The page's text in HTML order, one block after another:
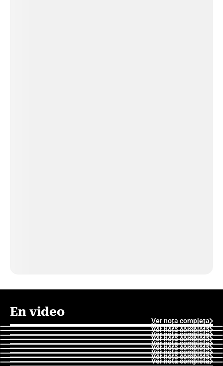
En video
Ver nota completa
Ver nota completa
Ver nota completa
Ver nota completa
Ver nota completa
Ver nota completa
Ver nota completa
Ver nota completa
Ver nota completa
Ver nota completa